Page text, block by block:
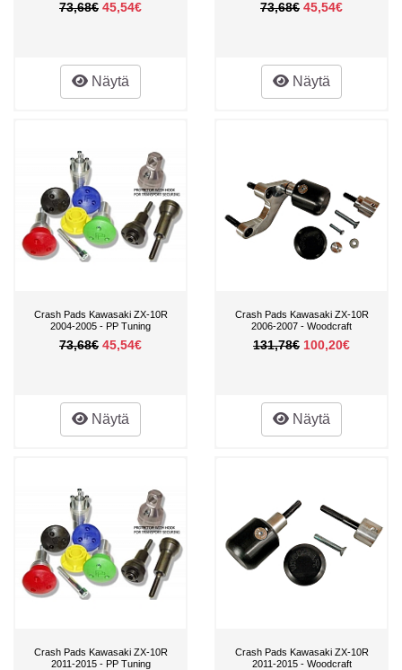
73,68€ 45,54€
Näytä
73,68€ 45,54€
Näytä
Crash Pads Kawasaki ZX-10R
2004-2005 - PP Tuning
73,68€ 45,54€
Näytä
Crash Pads Kawasaki ZX-10R
2006-2007 - Woodcraft
131,78€ 100,20€
Näytä
Crash Pads Kawasaki ZX-10R
2011-2015 - PP Tuning
Crash Pads Kawasaki ZX-10R
2011-2015 - Woodcraft